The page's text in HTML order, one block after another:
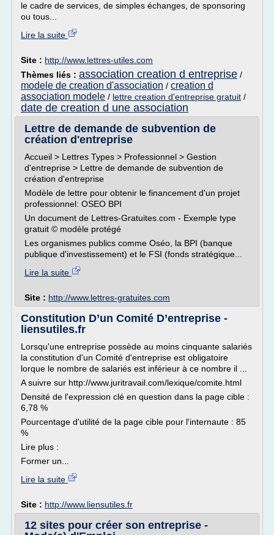
le cadre de services, de simples échanges, de sponsoring
ou tous...
Lire la suite
Site : http://www.lettres-utiles.com
Thèmes liés : association creation d entreprise /
modele de creation d'association / creation d
association modele / lettre creation d'entreprise gratuit /
date de creation d une association
Lettre de demande de subvention de
création d'entreprise
Accueil > Lettres Types > Professionnel > Gestion
d'entreprise > Lettre de demande de subvention de
création d'entreprise
Modèle de lettre pour obtenir le financement d'un projet
professionnel: OSEO BPI
Un document de Lettres-Gratuites.com - Exemple type
gratuit © modèle protégé
Les organismes publics comme Oséo, la BPI (banque
publique d'investissement) et le FSI (fonds stratégique...
Lire la suite
Site : http://www.lettres-gratuites.com
Constitution D’un Comité D’entreprise -
liensutiles.fr
Lorsqu'une entreprise possède au moins cinquante salariés
la constitution d'un Comité d'entreprise est obligatoire
lorque le nombre de salariés est inférieur à ce nombre il ...
A suivre sur http://www.juritravail.com/lexique/comite.html
Densité de l'expression clé en question dans la page cible :
6,78 %
Pourcentage d'utilité de la page cible pour l'internaute : 85
%
Lire plus :
Former un...
Lire la suite
Site : http://www.liensutiles.fr
12 sites pour créer son entreprise -